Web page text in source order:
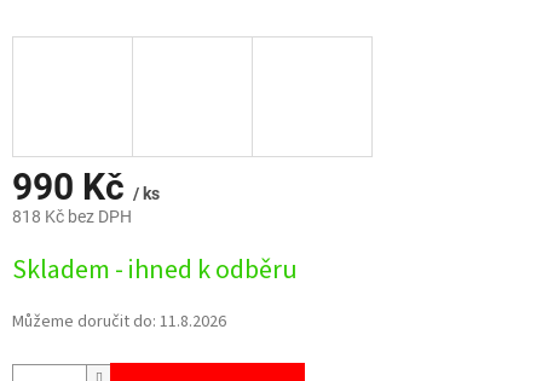
990 Kč / ks
818 Kč bez DPH
cena:
Skladem - ihned k odběru
Můžeme doručit do: 11.8.2026